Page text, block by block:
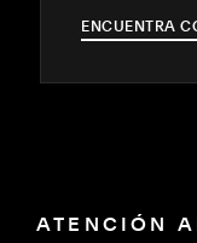
ENCUENTRA
ATENCIÓN